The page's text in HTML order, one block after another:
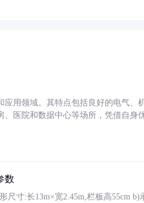
应用领域。其特点包括良好的电气、
、医院和数据中心等场所，凭借自身
数
尺寸:长13m×宽2.45m,栏板高55cm